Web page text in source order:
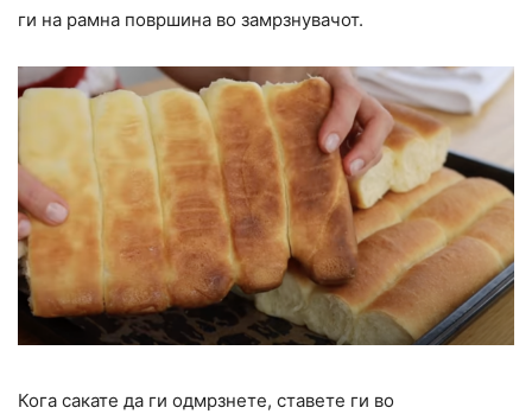
ги на рамна површина во замрзнувачот.
Кога сакате да ги одмрзнете, ставете ги во